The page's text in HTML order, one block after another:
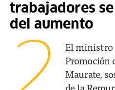
trabajadores
del aumento
2
El ministro
Promoción
Maurate,
de la